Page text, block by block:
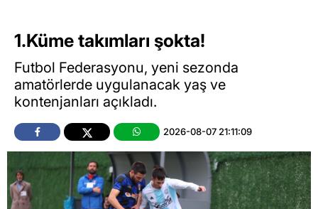
1.Küme takımları şokta!
Futbol Federasyonu, yeni sezonda
amatörlerde uygulanacak yaş ve
kontenjanları açıkladı.
2026-08-07 21:11:09